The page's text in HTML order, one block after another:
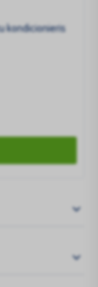
kondicionieris